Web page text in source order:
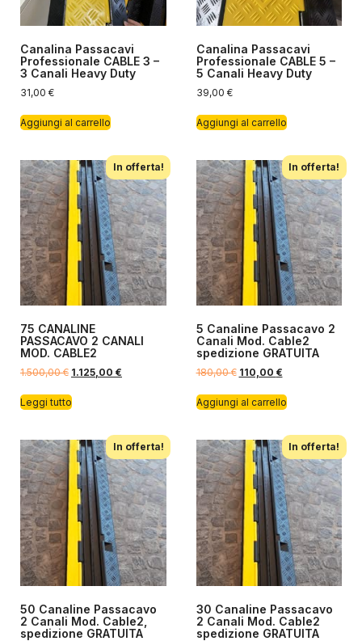
Canalina Passacavi
Professionale CABLE 3 –
3 Canali Heavy Duty
31,00 €
Aggiungi al carrello
Canalina Passacavi
Professionale CABLE 5 –
5 Canali Heavy Duty
39,00 €
Aggiungi al carrello
In offerta!
75 CANALINE
PASSACAVO 2 CANALI
MOD. CABLE2
1.500,00€ 1.125,00 €
Leggi tutto
In offerta!
5 Canaline Passacavo 2
Canali Mod. Cable2
spedizione GRATUITA
180,00€ 110,00 €
Aggiungi al carrello
In offerta!
50 Canaline Passacavo
2 Canali Mod. Cable2,
spedizione GRATUITA
In offerta!
30 Canaline Passacavo
2 Canali Mod. Cable2
spedizione GRATUITA